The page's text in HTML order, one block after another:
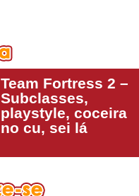
Team Fortress 2 –
Subclasses,
playstyle, coceira
no cu, sei lá